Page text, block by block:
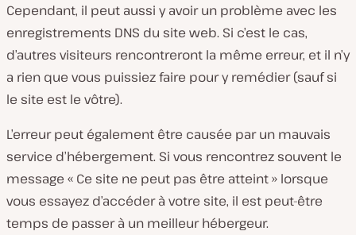
Cependant, il peut aussi y avoir un problème avec les
enregistrements DNS du site web. Si c’est le cas,
d’autres visiteurs rencontreront la même erreur, et il n’y
a rien que vous puissiez faire pour y remédier (sauf si
le site est le vôtre).
L’erreur peut également être causée par un mauvais
service d’hébergement. Si vous rencontrez souvent le
message « Ce site ne peut pas être atteint » lorsque
vous essayez d’accéder à votre site, il est peut-être
temps de passer à un meilleur hébergeur.